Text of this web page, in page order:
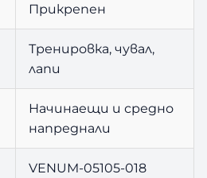
Прикрепен
Тренировка, чувал,
лапи
Начинаещи и средно
напреднали
VENUM-05105-018